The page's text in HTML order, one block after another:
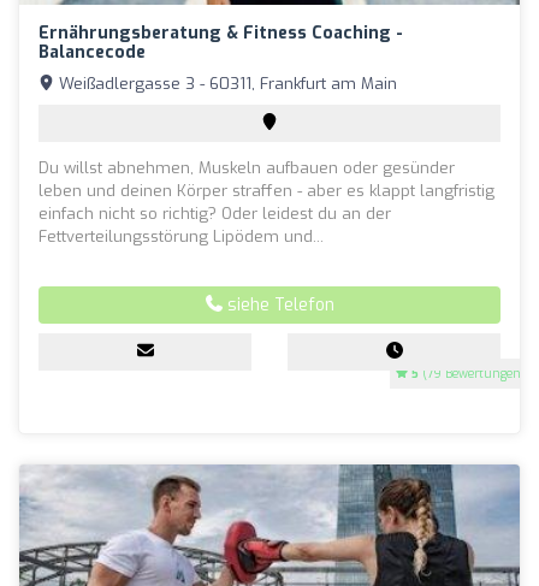
Ernährungsberatung & Fitness Coaching -
Balancecode
5 (79 Bewertungen)
Weißadlergasse 3 - 60311, Frankfurt am Main
Du willst abnehmen, Muskeln aufbauen oder gesünder
leben und deinen Körper straffen - aber es klappt langfristig
einfach nicht so richtig? Oder leidest du an der
Fettverteilungsstörung Lipödem und...
siehe Telefon